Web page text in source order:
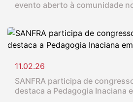
evento aberto à comunidade
11.02.26
SANFRA participa de
destaca a Pedagogia Inaciana